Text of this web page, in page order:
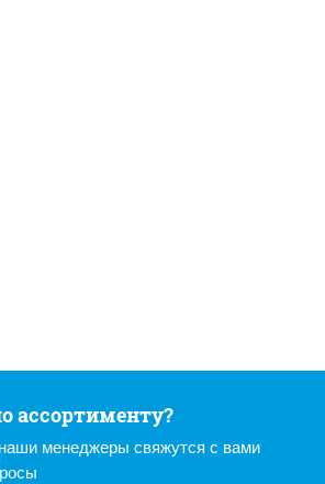
ассортименту?
менеджеры свяжутся с вами